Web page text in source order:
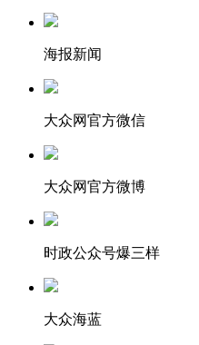
海报新闻
大众网官方微信
大众网官方微博
时政公众号爆三样
大众海蓝